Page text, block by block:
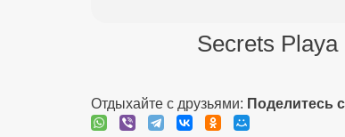
Secrets
Отдыхайте с друзьями: Поделитесь